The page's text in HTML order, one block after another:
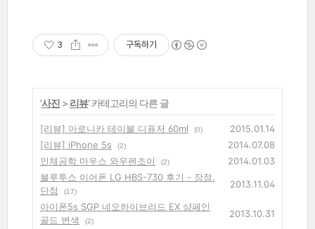
3 구독하기
'사진 > 리뷰' 카테고리의 다른 글
[리뷰] 아로니카 테이블 디퓨저 60ml (0)
2015.01.14
[리뷰] iPhone 5s
(2)
2014.07.08
인체공학 마우스 와우펜조이
(2)
2014.01.03
블루투스 이어폰 LG HBS-730 후기 - 장점,
단점
(17)
2013.11.04
아이폰5s SGP 네오하이브리드 EX 샴페인
골드 변색
(2)
2013.10.31